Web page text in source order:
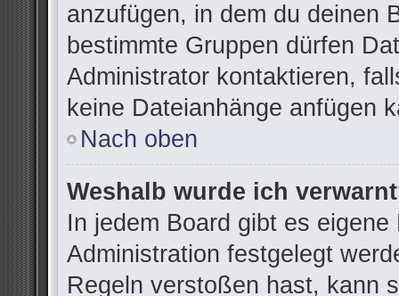
anzufügen, in dem du deinen
bestimmte Gruppen dürfen
Administrator kontaktieren,
keine Dateianhänge anfügen
Nach oben
Weshalb wurde ich
In jedem Board gibt es
Administration festgelegt
Regeln verstoßen hast, kann